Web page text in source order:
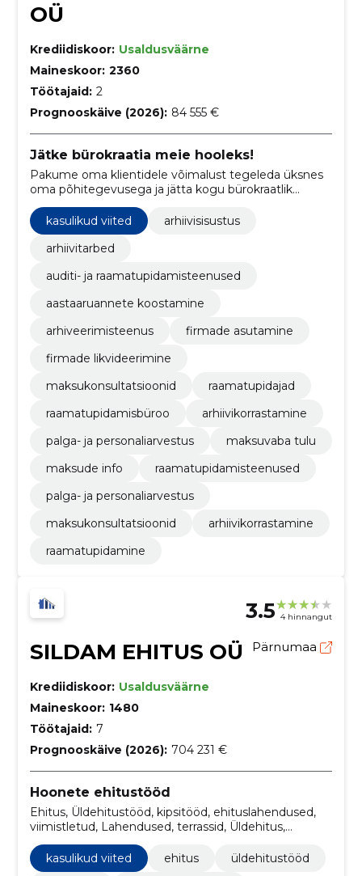
OÜ
Krediidiskoor: Usaldusväärne
Maineskoor: 2360
Töötajaid: 2
Prognooskäive (2026): 84 555 €
Jätke bürokraatia meie hooleks!
Pakume oma klientidele võimalust tegeleda üksnes
oma põhitegevusega ja jätta kogu bürokraatlik
asjaajamine ja paberimajandus meie hooleks.
kasulikud viited
arhiivisisustus
arhiivitarbed
auditi- ja raamatupidamisteenused
aastaaruannete koostamine
arhiveerimisteenus
firmade asutamine
firmade likvideerimine
maksukonsultatsioonid
raamatupidajad
raamatupidamisbüroo
arhiivikorrastamine
palga- ja personaliarvestus
maksuvaba tulu
maksude info
raamatupidamisteenused
palga- ja personaliarvestus
maksukonsultatsioonid
arhiivikorrastamine
raamatupidamine
3.5 4 hinnangut
SILDAM EHITUS OÜ Pärnumaa
Krediidiskoor: Usaldusväärne
Maineskoor: 1480
Töötajaid: 7
Prognooskäive (2026): 704 231 €
Hoonete ehitustööd
Ehitus, Üldehitustööd, kipsitööd, ehituslahendused,
viimistletud, Lahendused, terrassid, Üldehitus,
kasulikud viited
ehitus
üldehitustööd